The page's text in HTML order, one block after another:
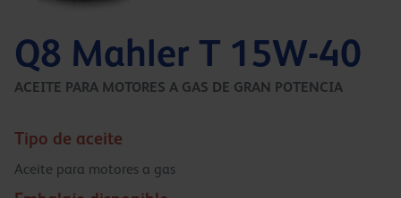
Q8 Mahler T 15W-40
ACEITE PARA MOTORES A GAS DE GRAN POTENCIA
Tipo de aceite
Aceite para motores a gas